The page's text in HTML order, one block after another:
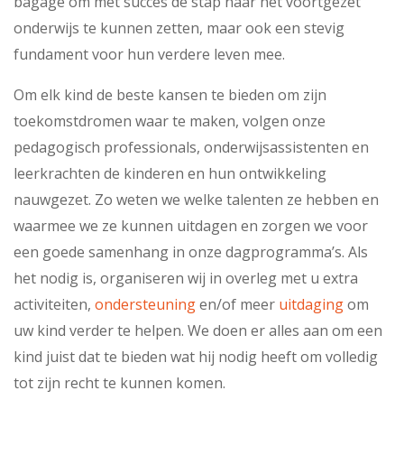
onderwijs te kunnen zetten, maar ook een stevig
fundament voor hun verdere leven mee.
Om elk kind de beste kansen te bieden om zijn
toekomstdromen waar te maken, volgen onze
pedagogisch professionals, onderwijsassistenten en
leerkrachten de kinderen en hun ontwikkeling
nauwgezet. Zo weten we welke talenten ze hebben en
waarmee we ze kunnen uitdagen en zorgen we voor
een goede samenhang in onze dagprogramma’s. Als
het nodig is, organiseren wij in overleg met u extra
activiteiten, ondersteuningen/of meer uitdagingom
uw kind verder te helpen. We doen er alles aan om een
kind juist dat te bieden wat hij nodig heeft om volledig
tot zijn recht te kunnen komen.